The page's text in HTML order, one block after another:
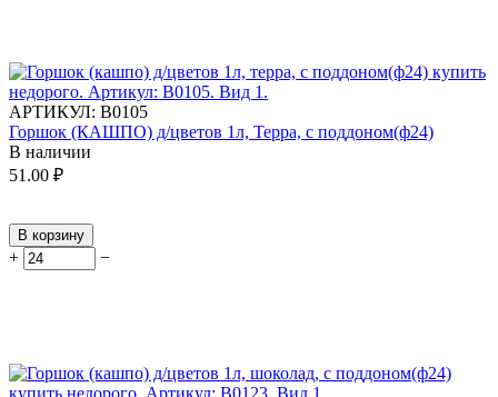
АРТИКУЛ: В0105
Горшок (КАШПО) д/цветов 1л, Терра, с поддоном(ф24)
В наличии
51.00 ₽
В корзину
+ −